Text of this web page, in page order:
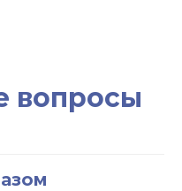
вопросы